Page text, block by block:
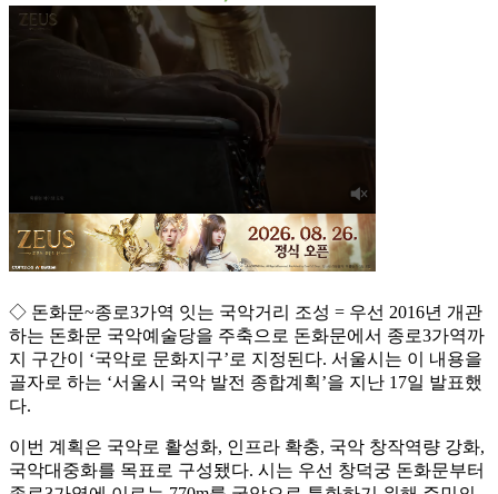
◇ 돈화문~종로3가역 잇는 국악거리 조성 = 우선 2016년 개관
하는 돈화문 국악예술당을 주축으로 돈화문에서 종로3가역까
지 구간이 ‘국악로 문화지구’로 지정된다. 서울시는 이 내용을
골자로 하는 ‘서울시 국악 발전 종합계획’을 지난 17일 발표했
다.
이번 계획은 국악로 활성화, 인프라 확충, 국악 창작역량 강화,
국악대중화를 목표로 구성됐다. 시는 우선 창덕궁 돈화문부터